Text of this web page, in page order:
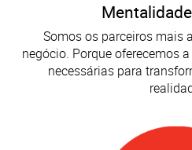
Somos os parceiros mais
negócio. Porque oferecemos
necessárias para